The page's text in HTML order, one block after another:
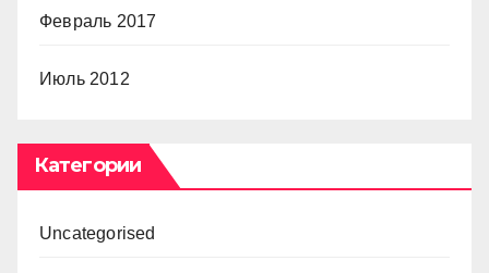
Февраль 2017
Июль 2012
Категории
Uncategorised